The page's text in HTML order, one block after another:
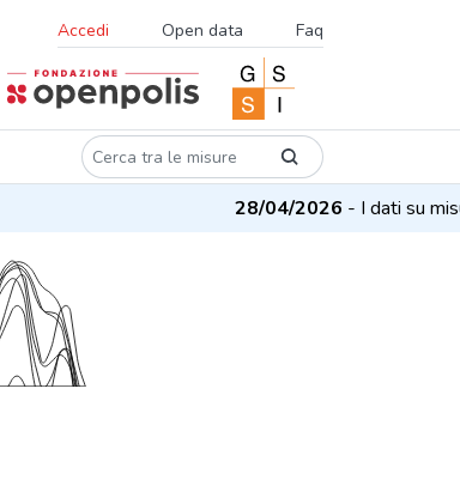
Accedi Open data Faq
28/04/2026- I dati su